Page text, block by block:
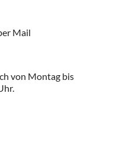
Mail
von Montag bis